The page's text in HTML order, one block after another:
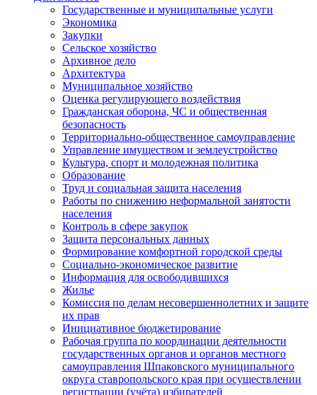
Государственные и муниципальные услуги
Экономика
Закупки
Сельское хозяйство
Архивное дело
Архитектура
Муниципальное хозяйство
Оценка регулирующего воздействия
Гражданская оборона, ЧС и общественная
безопасность
Территориально-общественное самоуправление
Управление имуществом и землеустройство
Культура, спорт и молодежная политика
Образование
Труд и социальная защита населения
Работы по снижению неформальной занятости
населения
Контроль в сфере закупок
Защита персональных данных
Формирование комфортной городской среды
Социально-экономическое развитие
Информация для освободившихся
Жилье
Комиссия по делам несовершеннолетних и защите
их прав
Инициативное бюджетирование
Рабочая группа по координации деятельности
государственных органов и органов местного
самоуправления Шпаковского муниципального
округа ставропольского края при осуществлении
регистрации (учёта) избирателей